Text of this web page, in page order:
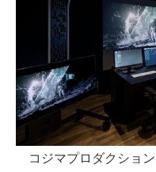
コジマプロダクショ